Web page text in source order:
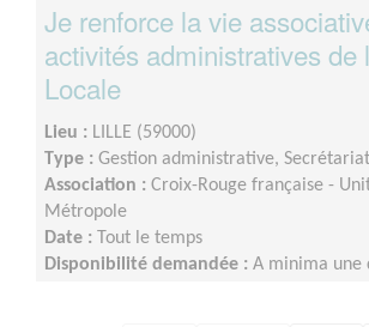
Je renforce la vie
activités administratives de
Locale
Lieu : LILLE (59000)
Type : Gestion administrative, Secrétariat
Association : Croix-Rouge française -
Métropole
Date : Tout le temps
Disponibilité demandée : A minima une